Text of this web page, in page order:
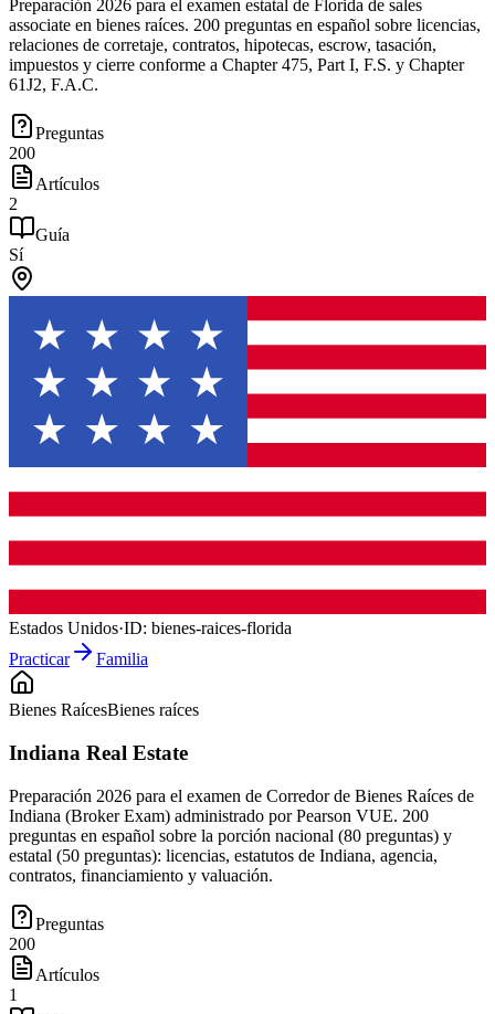
Preparación 2026 para el examen estatal de Florida de sales
associate en bienes raíces. 200 preguntas en español sobre licencias,
relaciones de corretaje, contratos, hipotecas, escrow, tasación,
impuestos y cierre conforme a Chapter 475, Part I, F.S. y Chapter
61J2, F.A.C.
Preguntas
200
Artículos
2
Guía
Sí
Estados Unidos·ID: bienes-raices-florida
Practicar
Familia
Bienes RaícesBienes raíces
Indiana Real Estate
Preparación 2026 para el examen de Corredor de Bienes Raíces de
Indiana (Broker Exam) administrado por Pearson VUE. 200
preguntas en español sobre la porción nacional (80 preguntas) y
estatal (50 preguntas): licencias, estatutos de Indiana, agencia,
contratos, financiamiento y valuación.
Preguntas
200
Artículos
1